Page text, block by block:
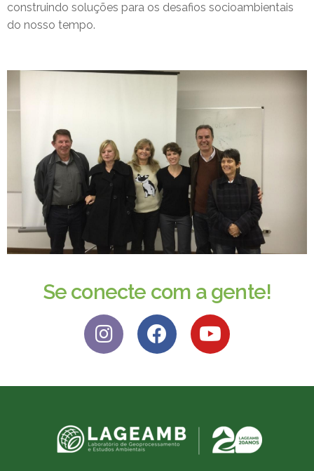
construindo soluções para os desafios socioambientais
do nosso tempo.
Se conecte com a gente!